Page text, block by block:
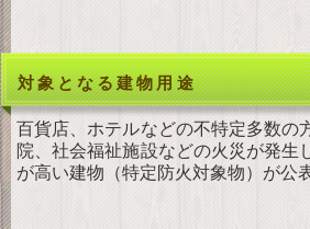
対象となる建物用途
百貨店、ホテルなどの不特定多数の
院、社会福祉施設などの火災が発生
が高い建物（特定防火対象物）が公